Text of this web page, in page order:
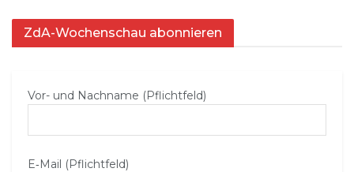
ZdA-Wochenschau abonnieren
Vor- und Nachname (Pflichtfeld)
E‑Mail (Pflichtfeld)